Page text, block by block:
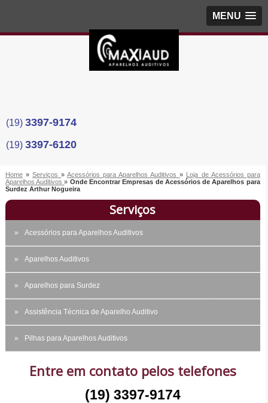
MENU
(19) 3397-9174
(19) 3397-6120
Home »Serviços»Acessórios para Aparelhos Auditivos» Loja de Acessórios para
Aparelhos Auditivos» Onde Encontrar Empresas de Acessórios de Aparelhos para
Surdez Arthur Nogueira
Serviços
Acessórios para Aparelhos Auditivos
Aparelhos Auditivos
Aparelhos para Surdez
Assistência Técnica de Aparelho Auditivo
Pilhas para Aparelhos Auditivos
Entre em contato pelos telefones
(19) 3397-9174